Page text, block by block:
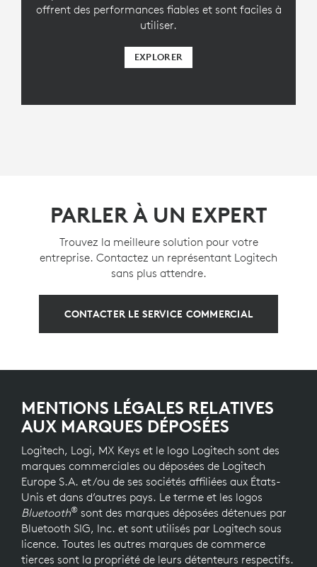
offrent des performances fiables et sont faciles à
utiliser.
EXPLORER
PARLER À UN EXPERT
Trouvez la meilleure solution pour votre
entreprise. Contactez un représentant Logitech
sans plus attendre.
CONTACTER LE SERVICE COMMERCIAL
MENTIONS LÉGALES RELATIVES
AUX MARQUES DÉPOSÉES
Logitech, Logi, MX Keys et le logo Logitech sont des
marques commerciales ou déposées de Logitech
Europe S.A. et/ou de ses sociétés affiliées aux États-
Unis et dans d’autres pays. Le terme et les logos
Bluetooth® sont des marques déposées détenues par
Bluetooth SIG, Inc. et sont utilisés par Logitech sous
licence. Toutes les autres marques de commerce
tierces sont la propriété de leurs détenteurs respectifs.